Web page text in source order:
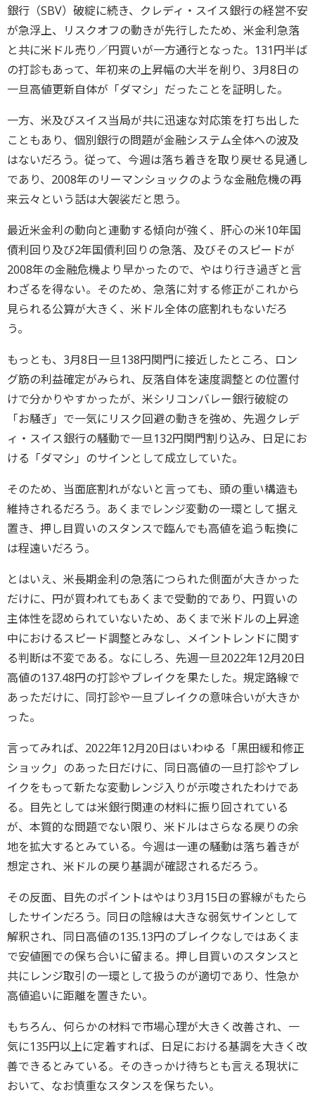
銀行（SBV）破綻に続き、クレディ・スイス銀行の経営不安
が急浮上、リスクオフの動きが先行したため、米金利急落
と共に米ドル売り／円買いが一方通行となった。131円半ば
の打診もあって、年初来の上昇幅の大半を削り、3月8日の
一旦高値更新自体が「ダマシ」だったことを証明した。
一方、米及びスイス当局が共に迅速な対応策を打ち出した
こともあり、個別銀行の問題が金融システム全体への波及
はないだろう。従って、今週は落ち着きを取り戻せる見通し
であり、2008年のリーマンショックのような金融危機の再
来云々という話は大袈裟だと思う。
最近米金利の動向と連動する傾向が強く、肝心の米10年国
債利回り及び2年国債利回りの急落、及びそのスピードが
2008年の金融危機より早かったので、やはり行き過ぎと言
わざるを得ない。そのため、急落に対する修正がこれから
見られる公算が大きく、米ドル全体の底割れもないだろ
う。
もっとも、3月8日一旦138円関門に接近したところ、ロン
グ筋の利益確定がみられ、反落自体を速度調整との位置付
けで分かりやすかったが、米シリコンバレー銀行破綻の
「お騒ぎ」で一気にリスク回避の動きを強め、先週クレデ
ィ・スイス銀行の騒動で一旦132円関門割り込み、日足にお
ける「ダマシ」のサインとして成立していた。
そのため、当面底割れがないと言っても、頭の重い構造も
維持されるだろう。あくまでレンジ変動の一環として据え
置き、押し目買いのスタンスで臨んでも高値を追う転換に
は程遠いだろう。
とはいえ、米長期金利の急落につられた側面が大きかった
だけに、円が買われてもあくまで受動的であり、円買いの
主体性を認められていないため、あくまで米ドルの上昇途
中におけるスピード調整とみなし、メイントレンドに関す
る判断は不変である。なにしろ、先週一旦2022年12月20日
高値の137.48円の打診やブレイクを果たした。規定路線で
あっただけに、同打診や一旦ブレイクの意味合いが大きか
った。
言ってみれば、2022年12月20日はいわゆる「黒田緩和修正
ショック」のあった日だけに、同日高値の一旦打診やブレ
イクをもって新たな変動レンジ入りが示唆されたわけであ
る。目先としては米銀行関連の材料に振り回されている
が、本質的な問題でない限り、米ドルはさらなる戻りの余
地を拡大するとみている。今週は一連の騒動は落ち着きが
想定され、米ドルの戻り基調が確認されるだろう。
その反面、目先のポイントはやはり3月15日の罫線がもたら
したサインだろう。同日の陰線は大きな弱気サインとして
解釈され、同日高値の135.13円のブレイクなしではあくま
で安値圏での保ち合いに留まる。押し目買いのスタンスと
共にレンジ取引の一環として扱うのが適切であり、性急か
高値追いに距離を置きたい。
もちろん、何らかの材料で市場心理が大きく改善され、一
気に135円以上に定着すれば、日足における基調を大きく改
善できるとみている。そのきっかけ待ちとも言える現状に
おいて、なお慎重なスタンスを保ちたい。